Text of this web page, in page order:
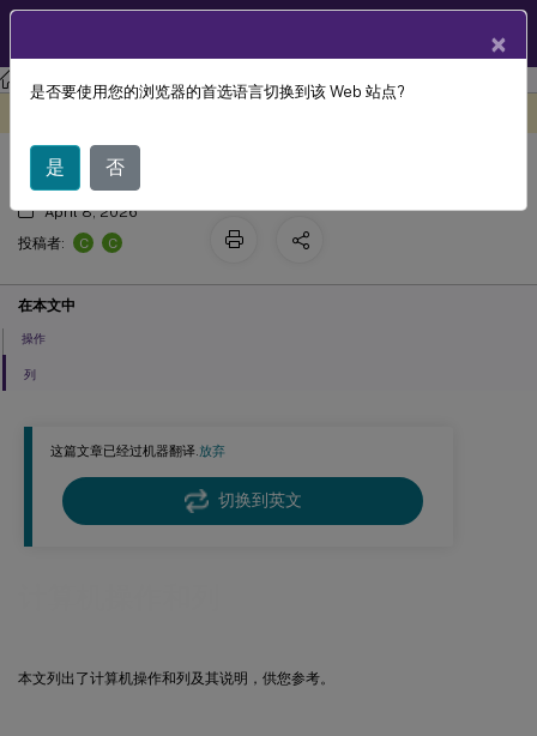
Citrix Virtual Apps and Desktops7 2511
这篇文章已经过机器翻译.放弃
切换到英文
本文列出了计算机操作和列及其说明，供您参考。
计算机操作和列
April 8, 2026
投稿者:
C C
在本文中
操作
列
×
是否要使用您的浏览器的首选语言切换到该 Web 站点?
是 否